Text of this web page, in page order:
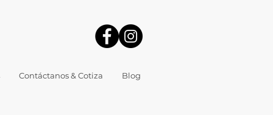
Contáctanos & Cotiza Blog